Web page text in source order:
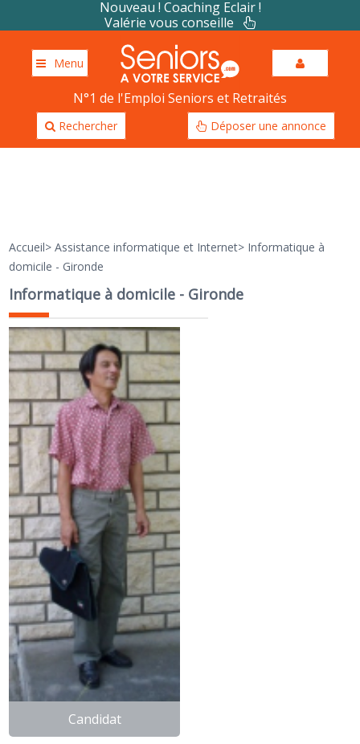
Nouveau ! Coaching Eclair !
Valérie vous conseille
Menu
N°1 de l'Emploi Seniors et Retraités
Rechercher Déposer une annonce
Accueil>Assistance informatique et Internet> Informatique à
domicile - Gironde
Informatique à domicile - Gironde
Candidat